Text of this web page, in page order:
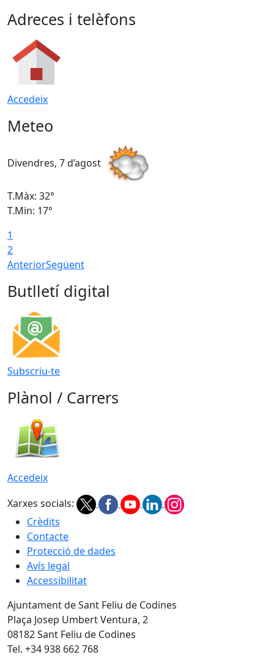
Adreces i telèfons
Accedeix
Meteo
Divendres, 7 d’agost
T.Màx: 32°
T.Min: 17°
1
2
AnteriorSegüent
Butlletí digital
Subscriu-te
Plànol / Carrers
Accedeix
Xarxes socials:
Crèdits
Contacte
Protecció de dades
Avís legal
Accessibilitat
Ajuntament de Sant Feliu de Codines
Plaça Josep Umbert Ventura, 2
08182 Sant Feliu de Codines
Tel. +34 938 662 768